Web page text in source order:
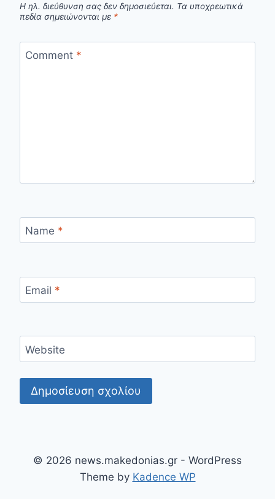
Η ηλ. διεύθυνση σας δεν δημοσιεύεται. Τα υποχρεωτικά
πεδία σημειώνονται με *
Comment *
Name *
Email *
Website
© 2026 news.makedonias.gr - WordPress
Theme by Kadence WP